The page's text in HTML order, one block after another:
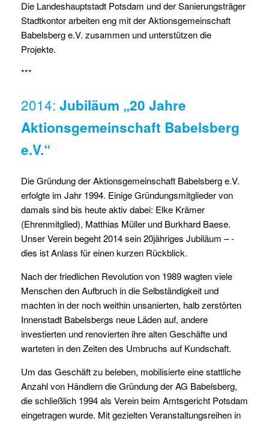
Die Landeshauptstadt Potsdam und der Sanierungsträger
Stadtkontor arbeiten eng mit der Aktionsgemeinschaft
Babelsberg e.V. zusammen und unterstützen die
Projekte.
***
2014: Jubiläum „20 Jahre
Aktionsgemeinschaft Babelsberg
e.V.“
Die Gründung der Aktionsgemeinschaft Babelsberg e.V.
erfolgte im Jahr 1994. Einige Gründungsmitglieder von
damals sind bis heute aktiv dabei: Elke Krämer
(Ehrenmitglied), Matthias Müller und Burkhard Baese.
Unser Verein begeht 2014 sein 20jähriges Jubiläum – ­
dies ist Anlass für einen kurzen Rückblick.
Nach der friedlichen Revolution von 1989 wagten viele
Menschen den Aufbruch in die Selbständigkeit und
machten in der noch weithin unsanierten, halb zerstörten
Innenstadt Babelsbergs neue Läden auf, andere
investierten und renovierten ihre alten Geschäfte und
warteten in den Zeiten des Umbruchs auf Kundschaft.
Um das Geschäft zu beleben, mobilisierte eine stattliche
Anzahl von Händlern die Gründung der AG Babelsberg,
die schließlich 1994 als Verein beim Amtsgericht Potsdam
eingetragen wurde. Mit gezielten Veranstaltungsreihen in